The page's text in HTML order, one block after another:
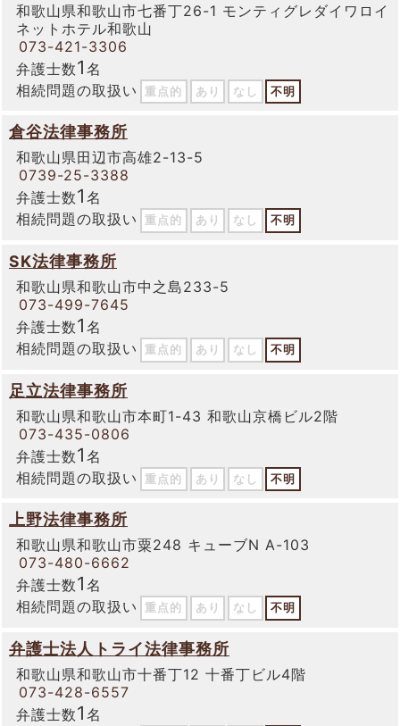
和歌山県和歌山市七番丁26-1 モンティグレダイワロイ
ネットホテル和歌山
073-421-3306
弁護士数1 名
相続問題の取扱い
重点的 あり なし 不明
倉谷法律事務所
和歌山県田辺市高雄2-13-5
0739-25-3388
弁護士数1 名
相続問題の取扱い
重点的 あり なし 不明
SK法律事務所
和歌山県和歌山市中之島233-5
073-499-7645
弁護士数1 名
相続問題の取扱い
重点的 あり なし 不明
足立法律事務所
和歌山県和歌山市本町1-43 和歌山京橋ビル2階
073-435-0806
弁護士数1 名
相続問題の取扱い
重点的 あり なし 不明
上野法律事務所
和歌山県和歌山市粟248 キューブN A-103
073-480-6662
弁護士数1 名
相続問題の取扱い
重点的 あり なし 不明
弁護士法人トライ法律事務所
和歌山県和歌山市十番丁12 十番丁ビル4階
073-428-6557
弁護士数1 名